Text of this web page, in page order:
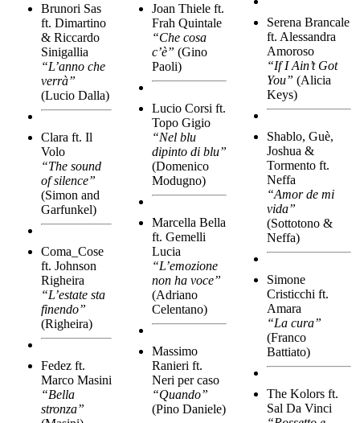
Brunori Sas
ft. Dimartino
& Riccardo
Sinigallia
“L’anno che
verrà”
(Lucio Dalla)
Clara ft. Il
Volo
“The sound
of silence”
(Simon and
Garfunkel)
Coma_Cose
ft. Johnson
Righeira
“L’estate sta
finendo”
(Righeira)
Fedez ft.
Marco Masini
“Bella
stronza”
Joan Thiele ft.
Frah Quintale
“Che cosa
c’è” (Gino
Paoli)
Lucio Corsi ft.
Topo Gigio
“Nel blu
dipinto di blu”
(Domenico
Modugno)
Marcella Bella
ft. Gemelli
Lucia
“L’emozione
non ha voce”
(Adriano
Celentano)
Massimo
Ranieri ft.
Neri per caso
“Quando”
(Pino Daniele)
Serena Brancale
ft. Alessandra
Amoroso
“If I Ain’t Got
You” (Alicia
Keys)
Shablo, Guè,
Joshua &
Tormento ft.
Neffa
“Amor de mi
vida”
(Sottotono &
Neffa)
Simone
Cristicchi ft.
Amara
“La cura”
(Franco
Battiato)
The Kolors ft.
Sal Da Vinci